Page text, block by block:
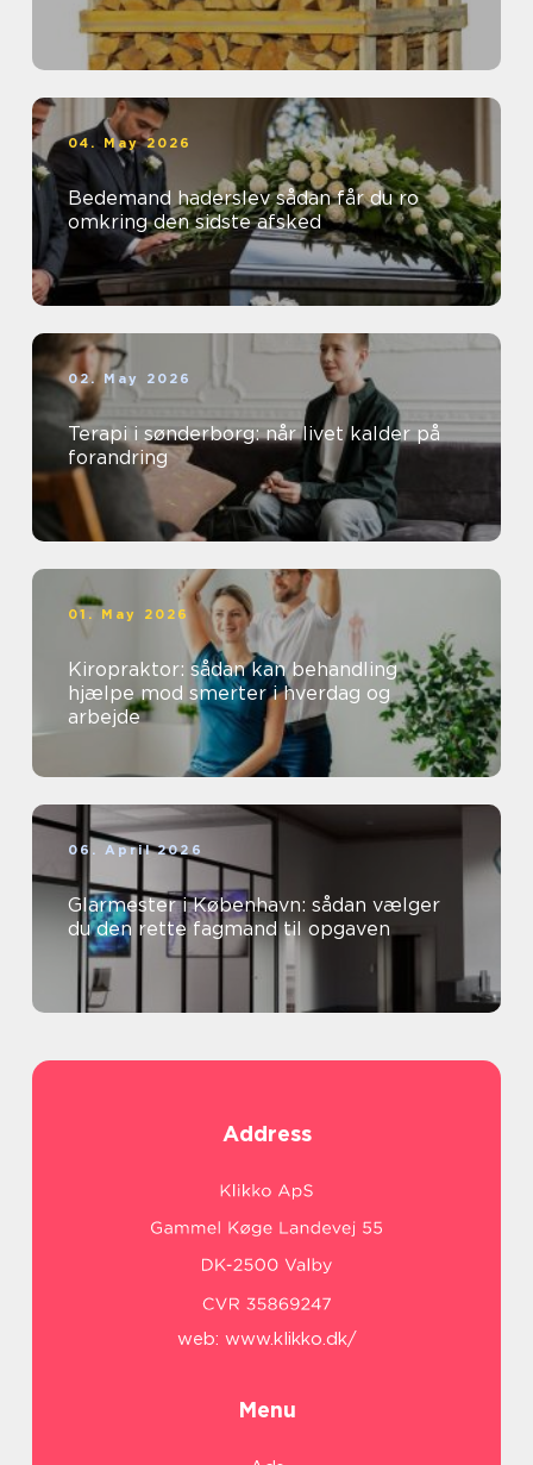
04. May 2026
Bedemand haderslev sådan får du ro
omkring den sidste afsked
02. May 2026
Terapi i sønderborg: når livet kalder på
forandring
01. May 2026
Kiropraktor: sådan kan behandling
hjælpe mod smerter i hverdag og
arbejde
06. April 2026
Glarmester i København: sådan vælger
du den rette fagmand til opgaven
Address
web: www.klikko.dk/
Menu